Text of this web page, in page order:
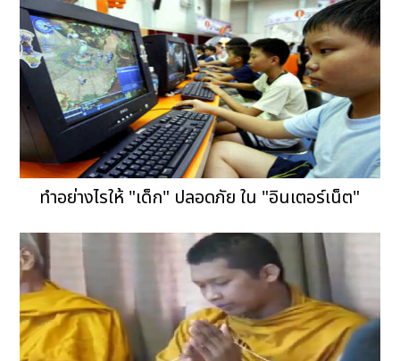
ทำอย่างไรให้ "เด็ก" ปลอดภัย ใน "อินเตอร์เน็ต"